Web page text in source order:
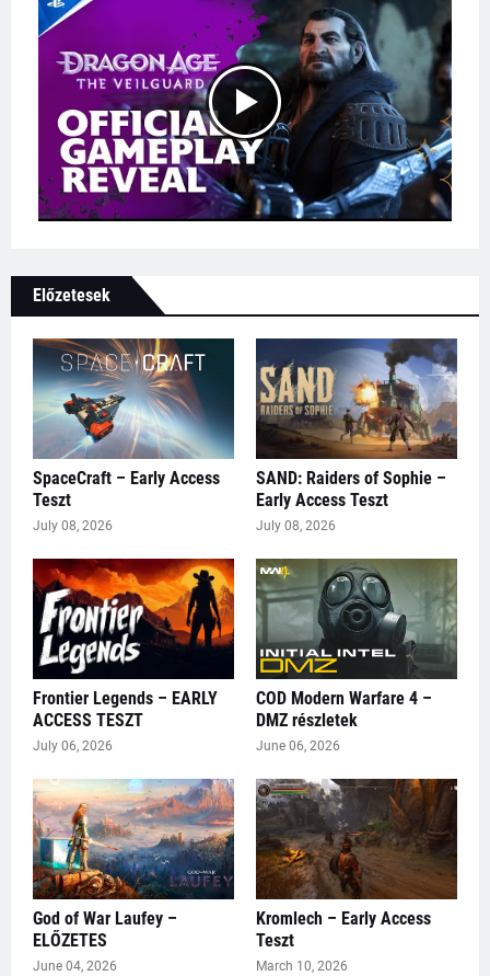
Előzetesek
SpaceCraft – Early Access
Teszt
July 08, 2026
SAND: Raiders of Sophie –
Early Access Teszt
July 08, 2026
Frontier Legends – EARLY
ACCESS TESZT
July 06, 2026
COD Modern Warfare 4 –
DMZ részletek
June 06, 2026
God of War Laufey –
ELŐZETES
June 04, 2026
Kromlech – Early Access
Teszt
March 10, 2026